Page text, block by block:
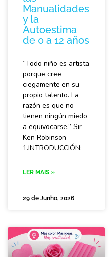
Manualidades
y la
Autoestima
de 0 a 12 años
“Todo niño es artista
porque cree
ciegamente en su
propio talento. La
razón es que no
tienen ningún miedo
a equivocarse.” Sir
Ken Robinson
1.INTRODUCCIÓN:
LER MAIS »
29 de Junho, 2026